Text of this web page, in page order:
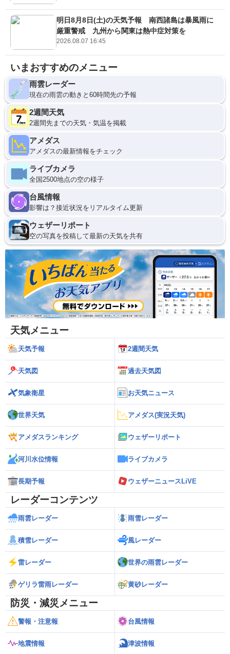
明日8月8日(土)の天気予報 南西諸島は暴風雨に
厳重警戒 九州から関東は熱中症対策を
2026.08.07 16:45
いまおすすめのメニュー
雨雲レーダー
現在の雨雲の動きと60時間先の予報
2週間天気
2週間先までの天気・気温を掲載
アメダス
アメダスの最新情報をチェック
ライブカメラ
全国2500地点の空の様子
台風情報
影響は？接近状況をリアルタイム更新
ウェザーリポート
空の写真を投稿して最新の天気を共有
天気メニュー
天気予報 2週間天気
天気図 過去天気図
気象衛星 お天気ニュース
世界天気 アメダス(実況天気)
アメダスランキング ウェザーリポート
河川水位情報 ライブカメラ
長期予報 ウェザーニュースLiVE
レーダーコンテンツ
雨雲レーダー 雨雪レーダー
積雪レーダー 風レーダー
雷レーダー 世界の雨雲レーダー
ゲリラ雷雨レーダー 黄砂レーダー
防災・減災メニュー
警報・注意報 台風情報
地震情報 津波情報